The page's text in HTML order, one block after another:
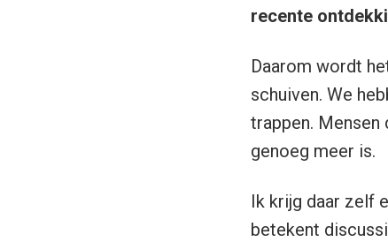
recente
Daarom wordt
schuiven. We
trappen. Mensen
genoeg meer is.
Ik krijg daar zelf
betekent